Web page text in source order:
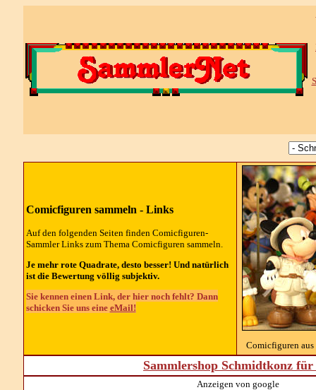
Comicfiguren sammeln - Links
Auf den folgenden Seiten finden Comicfiguren-
SammlerLinkszum Thema Comicfiguren sammeln.
Je mehr rote Quadrate, desto besser! Und natürlich
ist die Bewertung völlig subjektiv.
Sie kennen einen Link, der hier noch fehlt? Dann
schicken Sie uns eine eMail!
Comicfiguren
Sammlershop Schmidtkonz
Anzeigen von google